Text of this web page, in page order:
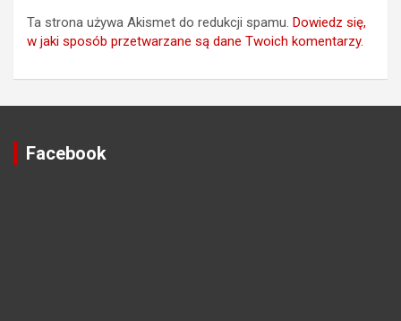
Ta strona używa Akismet do redukcji spamu. Dowiedz się,
w jaki sposób przetwarzane są dane Twoich komentarzy.
Facebook